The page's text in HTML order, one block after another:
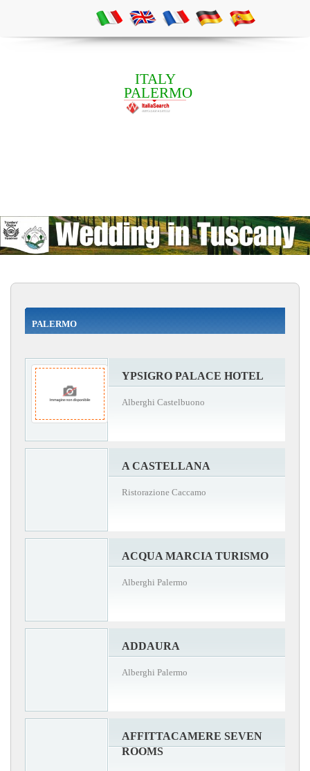
ITALY
PALERMO
PALERMO
YPSIGRO PALACE HOTEL
Alberghi Castelbuono
A CASTELLANA
Ristorazione Caccamo
ACQUA MARCIA TURISMO
Alberghi Palermo
ADDAURA
Alberghi Palermo
AFFITTACAMERE SEVEN
ROOMS